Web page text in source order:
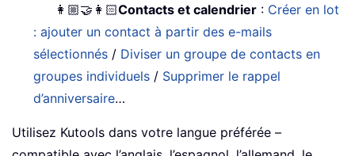
👩🏼‍🤝‍👩🏻Contacts et calendrier : Créer en lot
: ajouter un contact à partir des e-mails
sélectionnés / Diviser un groupe de contacts en
groupes individuels / Supprimer le rappel
d’anniversaire…
Utilisez Kutools dans votre langue préférée –